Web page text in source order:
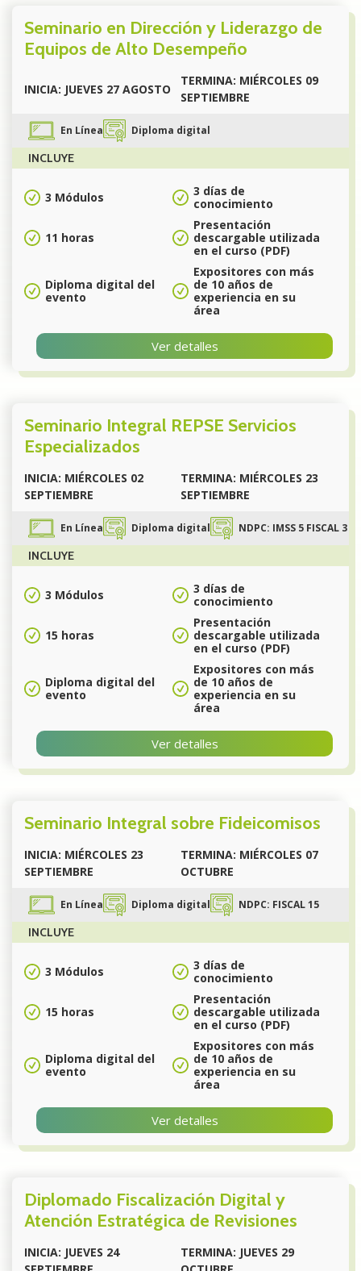
Seminario en Dirección y Liderazgo de
Equipos de Alto Desempeño
INICIA: JUEVES 27 AGOSTO
TERMINA: MIÉRCOLES 09
SEPTIEMBRE
En Línea Diploma digital
INCLUYE
3 Módulos
3 días de
conocimiento
11 horas
Presentación
descargable utilizada
en el curso (PDF)
Diploma digital del
evento
Expositores con más
de 10 años de
experiencia en su
área
Ver detalles
Seminario Integral REPSE Servicios
Especializados
INICIA: MIÉRCOLES 02
SEPTIEMBRE
TERMINA: MIÉRCOLES 23
SEPTIEMBRE
En Línea Diploma digital NDPC: IMSS 5 FISCAL 3
INCLUYE
3 Módulos
3 días de
conocimiento
15 horas
Presentación
descargable utilizada
en el curso (PDF)
Diploma digital del
evento
Expositores con más
de 10 años de
experiencia en su
área
Ver detalles
Seminario Integral sobre Fideicomisos
INICIA: MIÉRCOLES 23
SEPTIEMBRE
TERMINA: MIÉRCOLES 07
OCTUBRE
En Línea Diploma digital NDPC: FISCAL 15
INCLUYE
3 Módulos
3 días de
conocimiento
15 horas
Presentación
descargable utilizada
en el curso (PDF)
Diploma digital del
evento
Expositores con más
de 10 años de
experiencia en su
área
Ver detalles
Diplomado Fiscalización Digital y
Atención Estratégica de Revisiones
INICIA: JUEVES 24
TERMINA: JUEVES 29